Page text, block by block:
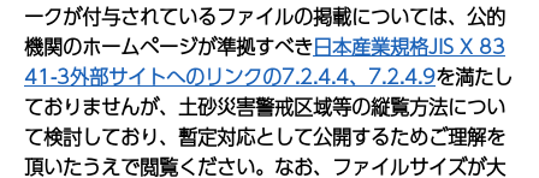
ークが付与されているファイルの掲載については、公的
機関のホームページが準拠すべき日本産業規格JIS X 83
41-3外部サイトへのリンクの7.2.4.4、7.2.4.9を満たし
ておりませんが、土砂災害警戒区域等の縦覧方法につい
て検討しており、暫定対応として公開するためご理解を
頂いたうえで閲覧ください。なお、ファイルサイズが大